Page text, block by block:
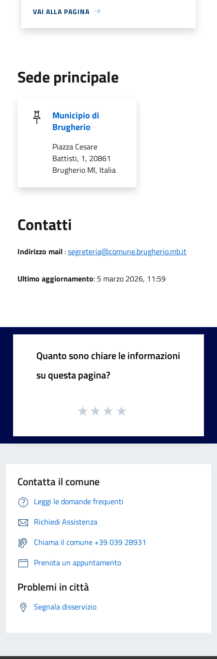
VAI ALLA PAGINA
Sede principale
Municipio di
Brugherio
Piazza Cesare
Battisti, 1, 20861
Brugherio MI, Italia
Contatti
Indirizzo mail :segreteria@comune.brugherio.mb.it
Ultimo aggiornamento: 5 marzo 2026, 11:59
Quanto sono chiare le informazioni
su questa pagina?
Contatta il comune
Leggi le domande frequenti
Richiedi Assistenza
Chiama il comune +39 039 28931
Prenota un appuntamento
Problemi in città
Segnala disservizio